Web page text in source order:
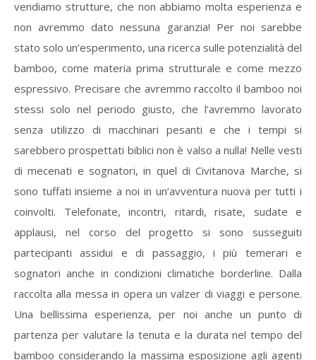
vendiamo strutture, che non abbiamo molta esperienza e
non avremmo dato nessuna garanzia! Per noi sarebbe
stato solo un’esperimento, una ricerca sulle potenzialità del
bamboo, come materia prima strutturale e come mezzo
espressivo. Precisare che avremmo raccolto il bamboo noi
stessi solo nel periodo giusto, che l’avremmo lavorato
senza utilizzo di macchinari pesanti e che i tempi si
sarebbero prospettati biblici non è valso a nulla! Nelle vesti
di mecenati e sognatori, in quel di Civitanova Marche, si
sono tuffati insieme a noi in un’avventura nuova per tutti i
coinvolti. Telefonate, incontri, ritardi, risate, sudate e
applausi, nel corso del progetto si sono susseguiti
partecipanti assidui e di passaggio, i più temerari e
sognatori anche in condizioni climatiche borderline. Dalla
raccolta alla messa in opera un valzer di viaggi e persone.
Una bellissima esperienza, per noi anche un punto di
partenza per valutare la tenuta e la durata nel tempo del
bamboo considerando la massima esposizione agli agenti